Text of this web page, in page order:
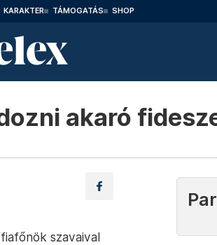
KARAKTER TÁMOGATÁS SHOP
akaró
szavaival